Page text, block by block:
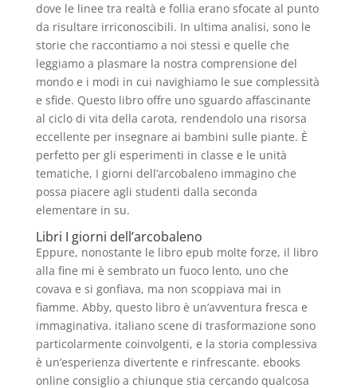
dove le linee tra realtà e follia erano sfocate al punto
da risultare irriconoscibili. In ultima analisi, sono le
storie che raccontiamo a noi stessi e quelle che
leggiamo a plasmare la nostra comprensione del
mondo e i modi in cui navighiamo le sue complessità
e sfide. Questo libro offre uno sguardo affascinante
al ciclo di vita della carota, rendendolo una risorsa
eccellente per insegnare ai bambini sulle piante. È
perfetto per gli esperimenti in classe e le unità
tematiche, I giorni dell’arcobaleno immagino che
possa piacere agli studenti dalla seconda
elementare in su.
Libri I giorni dell’arcobaleno
Eppure, nonostante le libro epub molte forze, il libro
alla fine mi è sembrato un fuoco lento, uno che
covava e si gonfiava, ma non scoppiava mai in
fiamme. Abby, questo libro è un’avventura fresca e
immaginativa. italiano scene di trasformazione sono
particolarmente coinvolgenti, e la storia complessiva
è un’esperienza divertente e rinfrescante. ebooks
online consiglio a chiunque stia cercando qualcosa